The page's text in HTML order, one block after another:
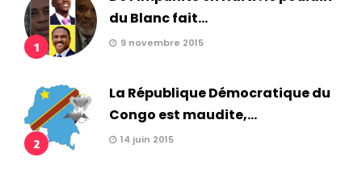
1
du Blanc fait...
9 novembre 2015
2
La République Démocratique du
Congo est maudite,...
14 juin 2015